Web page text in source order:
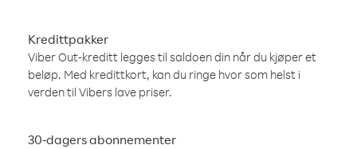
Kredittpakker
Viber Out-kreditt legges til saldoen din når du kjøper et
beløp. Med kredittkort, kan du ringe hvor som helst i
verden til Vibers lave priser.
30-dagers abonnementer